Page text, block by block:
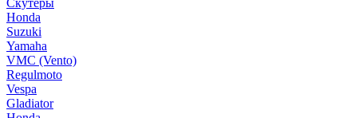
Скутеры
Honda
Suzuki
Yamaha
VMC (Vento)
Regulmoto
Vespa
Gladiator